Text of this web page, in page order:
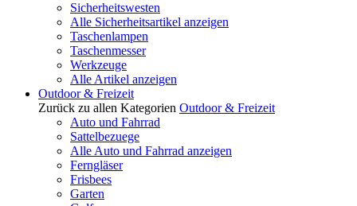
Sicherheitswesten
Alle Sicherheitsartikel anzeigen
Taschenlampen
Taschenmesser
Werkzeuge
Alle Artikel anzeigen
Outdoor & Freizeit
Zurück zu allen Kategorien Outdoor & Freizeit
Auto und Fahrrad
Sattelbezuege
Alle Auto und Fahrrad anzeigen
Ferngläser
Frisbees
Garten